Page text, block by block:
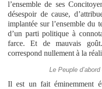
l’ensemble de ses
désespoir de cause,
implantée sur l’ensemble du
d’un parti politique à
farce. Et de mauvais
correspond nullement à la
Le Peuple
Il est un fait éminemment